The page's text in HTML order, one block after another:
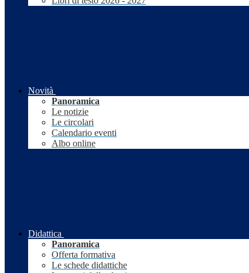
Novità
Panoramica
Le notizie
Le circolari
Calendario eventi
Albo online
Didattica
Panoramica
Offerta formativa
Le schede didattiche